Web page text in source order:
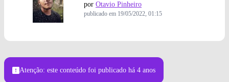
por Otavio Pinheiro
publicado em 19/05/2022, 01:15
Foto: Poltrona Vip/Reprodução
Atenção: este conteúdo foi publicado há 4 anos